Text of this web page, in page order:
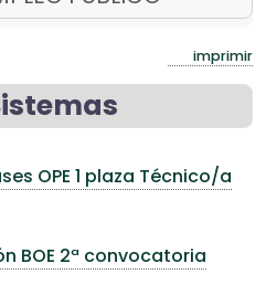
imprimir
OPE 1 plaza Técnico/a
BOE 2ª convocatoria